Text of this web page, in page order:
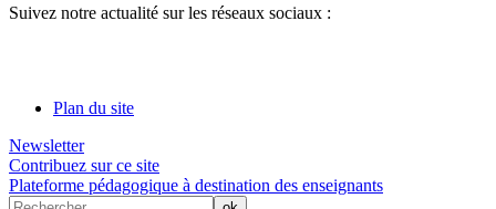
Suivez notre actualité sur les réseaux sociaux :
Plan du site
Newsletter
Contribuez sur ce site
Plateforme pédagogique à destination des enseignants